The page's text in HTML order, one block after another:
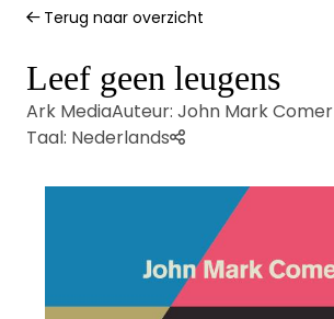
Terug naar overzicht
Leef geen leugens
Ark MediaAuteur: John Mark Comer
Taal: Nederlands